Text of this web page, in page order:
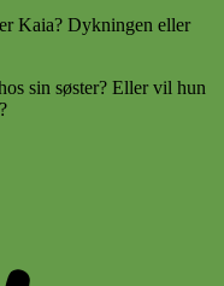
Kaia? Dykningen eller
sin søster? Eller vil hun